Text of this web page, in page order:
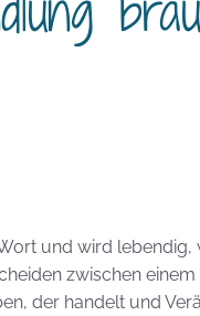
und wird lebendig,
zwischen
der handelt und